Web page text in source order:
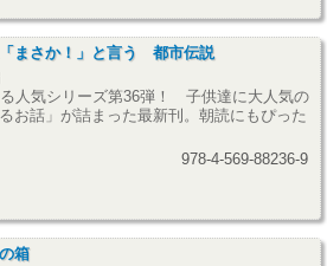
まさか！」と言う 都市伝説
人気シリーズ第36弾！ 子供達に大人気の
るお話」が詰まった最新刊。朝読にもぴった
978-4-569-88236-9
箱